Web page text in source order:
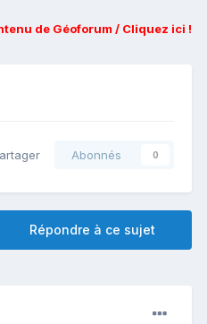
de Géoforum / Cliquez ici !
Abonnés 0
Répondre à ce sujet